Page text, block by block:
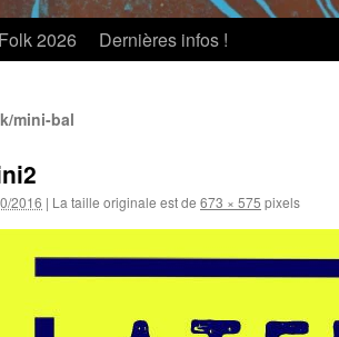
2026 Dernières infos !
mini-bal
2016 | La taille originale est de 673 × 575 pixels